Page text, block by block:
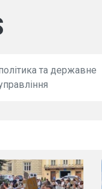
та державне